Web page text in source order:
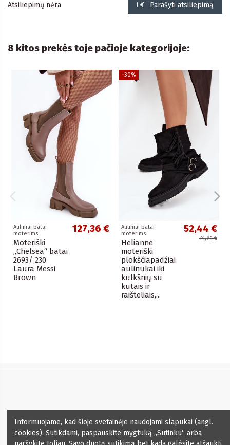
Atsiliepimų nėra Parašyti atsiliepimą
8 kitos prekės toje pačioje kategorijoje:
Auliniai batai
moterims
Moteriški
„Chelsea“ batai
2693/ 230
Laura Messi
Brown
127,36 €
−30%
Auliniai batai
moterims
Helianne
moteriški
plokščiapadžiai
aulinukai iki
kulkšnių su
kutais ir
raišteliais,...
52,44 €
74,91 €
Kontaktai
Informuojame, kad šioje svetainėje naudojami slapukai (angl.
cookies). Sutikdami, paspauskite mygtuką „Sutinku“ arba